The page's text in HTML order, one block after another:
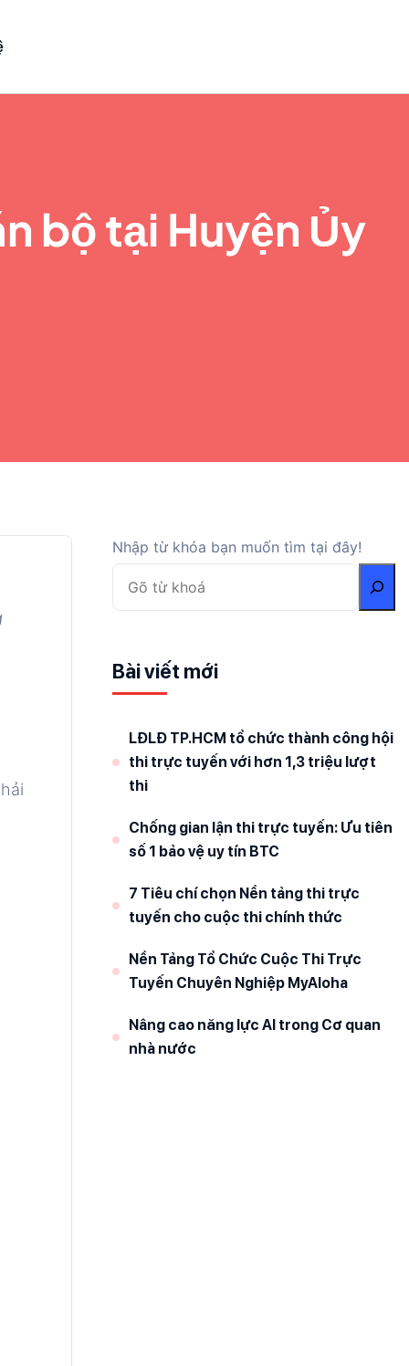
bộ tại Huyện Ủy
Nhập từ khóa bạn muốn tìm tại đây!
Bài viết mới
LĐLĐ TP.HCM tổ chức thành công hội
thi trực tuyến với hơn 1,3 triệu lượt
thi
Chống gian lận thi trực tuyến: Ưu tiên
số 1 bảo vệ uy tín BTC
7 Tiêu chí chọn Nền tảng thi trực
tuyến cho cuộc thi chính thức
Nền Tảng Tổ Chức Cuộc Thi Trực
Tuyến Chuyên Nghiệp MyAloha
Nâng cao năng lực AI trong Cơ quan
nhà nước